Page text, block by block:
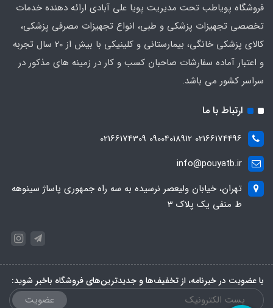
فروشگاه پویاطب تحت مدیریت پویا علی آبادی ارائه دهنده خدمات
تخصصی تجهیزات پزشکی و طبی، انواع تجهیزات مصرفی پزشکی،
کالای پزشکی خانگی، بیمارستانی و کلینیکی با بیش از 20 سال تجربه
و اعتبار آماده سفارشات صاحبان کسب و کار در زمینه های مذکور در
سراسر کشور می باشد.
ارتباط با ما
02166174496 09004018912 02166174309
info@pouyatb.ir
تهران، خیابان ولیعصر نرسیده به سه راه جمهوری پاساژ سینوهه
ط منفی یک پلاک 3
با عضویت در خبرنامه، از تخفیف‌ها و جدیدترین‌های فروشگاه باخبر شوید:
عضویت